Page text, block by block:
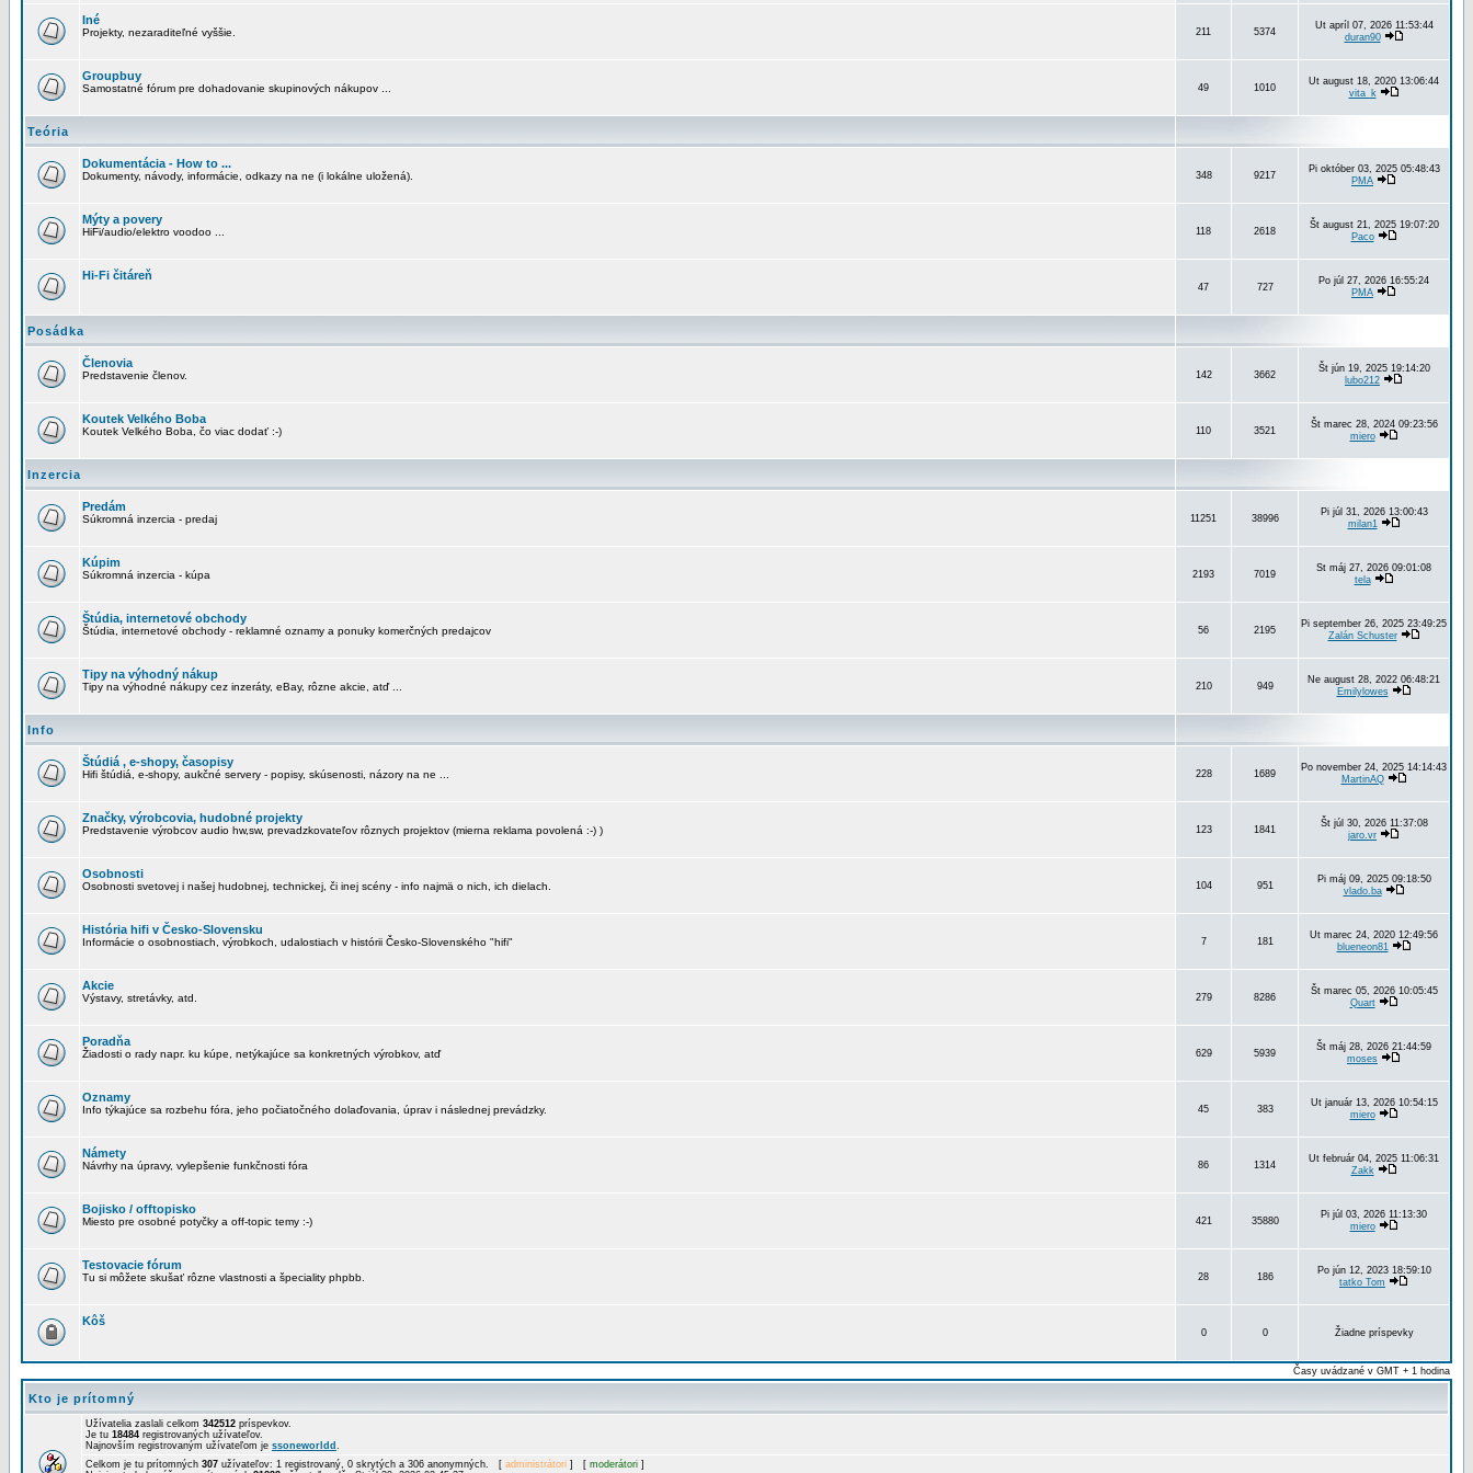
Iné
Projekty, nezaraditeľné vyššie. 211 5374
Ut apríl 07, 2026 11:53:44
duran90
Groupbuy
Samostatné fórum pre dohadovanie skupinových nákupov ... 49 1010
Ut august 18, 2020 13:06:44
vita_k
Teória
Dokumentácia - How to ...
Dokumenty, návody, informácie, odkazy na ne (i lokálne uložená). 348 9217
Pi október 03, 2025 05:48:43
PMA
Mýty a povery
HiFi/audio/elektro voodoo ... 118 2618
Št august 21, 2025 19:07:20
Paco
Hi-Fi čitáreň
47 727
Po júl 27, 2026 16:55:24
PMA
Posádka
Členovia
Predstavenie členov. 142 3662
Št jún 19, 2025 19:14:20
lubo212
Koutek Velkého Boba
Koutek Velkého Boba, čo viac dodať :-) 110 3521
Št marec 28, 2024 09:23:56
miero
Inzercia
Predám
Súkromná inzercia - predaj 11251 38996
Pi júl 31, 2026 13:00:43
milan1
Kúpim
Súkromná inzercia - kúpa 2193 7019
St máj 27, 2026 09:01:08
tela
Štúdia, internetové obchody
Štúdia, internetové obchody - reklamné oznamy a ponuky komerčných predajcov 56 2195
Pi september 26, 2025 23:49:25
Zalán Schuster
Tipy na výhodný nákup
Tipy na výhodné nákupy cez inzeráty, eBay, rôzne akcie, atď ... 210 949
Ne august 28, 2022 06:48:21
Emilylowes
Info
Štúdiá , e-shopy, časopisy
Hifi štúdiá, e-shopy, aukčné servery - popisy, skúsenosti, názory na ne ... 228 1689
Po november 24, 2025 14:14:43
MartinAQ
Značky, výrobcovia, hudobné projekty
Predstavenie výrobcov audio hw,sw, prevadzkovateľov rôznych projektov (mierna reklama povolená :-) ) 123 1841
Št júl 30, 2026 11:37:08
jaro.vr
Osobnosti
Osobnosti svetovej i našej hudobnej, technickej, či inej scény - info najmä o nich, ich dielach. 104 951
Pi máj 09, 2025 09:18:50
vlado.ba
História hifi v Česko-Slovensku
Informácie o osobnostiach, výrobkoch, udalostiach v histórii Česko-Slovenského "hifi" 7 181
Ut marec 24, 2020 12:49:56
blueneon81
Akcie
Výstavy, stretávky, atd. 279 8286
Št marec 05, 2026 10:05:45
Quart
Poradňa
Žiadosti o rady napr. ku kúpe, netýkajúce sa konkretných výrobkov, atď 629 5939
Št máj 28, 2026 21:44:59
moses
Oznamy
Info týkajúce sa rozbehu fóra, jeho počiatočného dolaďovania, úprav i následnej prevádzky. 45 383
Ut január 13, 2026 10:54:15
miero
Námety
Návrhy na úpravy, vylepšenie funkčnosti fóra 86 1314
Ut február 04, 2025 11:06:31
Zakk
Bojisko / offtopisko
Miesto pre osobné potyčky a off-topic temy :-) 421 35880
Pi júl 03, 2026 11:13:30
miero
Testovacie fórum
Tu si môžete skušať rôzne vlastnosti a špeciality phpbb. 28 186
Po jún 12, 2023 18:59:10
tatko Tom
Kôš
0 0 Žiadne príspevky
Časy uvádzané v GMT + 1 hodina
Kto je prítomný
Užívatelia zaslali celkom 342512 príspevkov.
Je tu 18484 registrovaných užívateľov.
Najnovším registrovaným užívateľom je ssoneworldd .
Celkom je tu prítomných 307 užívateľov: 1 registrovaný, 0 skrytých a 306 anonymných. [ administrátori ] [ moderátori ]